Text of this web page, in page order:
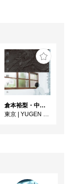
倉本裕梨・中川晶子「対岸の眼下に」
東京 | YUGEN Gallery